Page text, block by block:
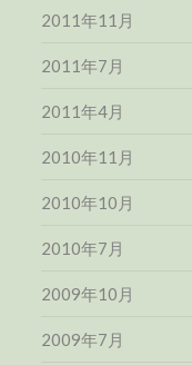
2011年11月
2011年7月
2011年4月
2010年11月
2010年10月
2010年7月
2009年10月
2009年7月